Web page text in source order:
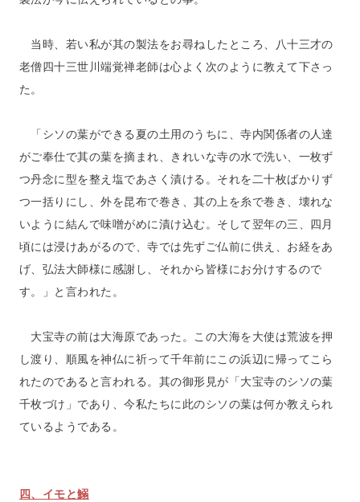
当時、若い私が其の製法をお尋ねしたところ、八十三才の
老僧四十三世川端覚禅老師は心よく次のように教えて下さっ
た。
「シソの葉ができる夏の土用のうちに、寺内関係者の人達
がご奉仕で其の葉を摘まれ、きれいな寺の水で洗い、一枚ず
つ丹念に型を整え塩であさく漬ける。それを二十枚ばかりず
つ一括りにし、外を昆布で巻き、其の上を糸で巻き、壊れな
いように結んで味噌がめに漬け込む。そして翌年の三、四月
頃には浸けあがるので、寺では先ずご仏前に供え、お経をあ
げ、弘法大師様に感謝し、それから皆様にお分けするので
す。」と言われた。
大宝寺の前は大海原であった。この大海を大使は荒波を押
し渡り、順風を神仏に祈って千年前にこの浜辺に帰ってこら
れたのであると言われる。其の御形見が「大宝寺のシソの葉
千枚づけ」であり、今私たちに此のシソの葉は何か教えられ
ているようである。
四、イモと鰯